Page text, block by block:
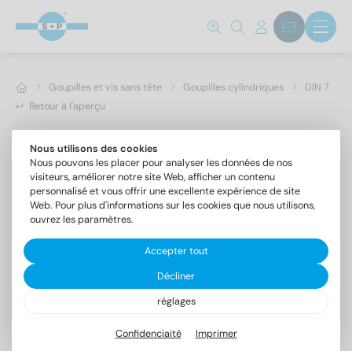
Goupilles et vis sans tête Goupilles cylindriques DIN 7
Retour à l'aperçu
Goupilles cylindriques forme A, tolérance m6
Nous utilisons des cookies
Nous pouvons les placer pour analyser les données de nos
visiteurs, améliorer notre site Web, afficher un contenu
personnalisé et vous offrir une excellente expérience de site
Web. Pour plus d'informations sur les cookies que nous utilisons,
ouvrez les paramètres.
Accepter tout
Décliner
réglages
Confidenciaité Imprimer